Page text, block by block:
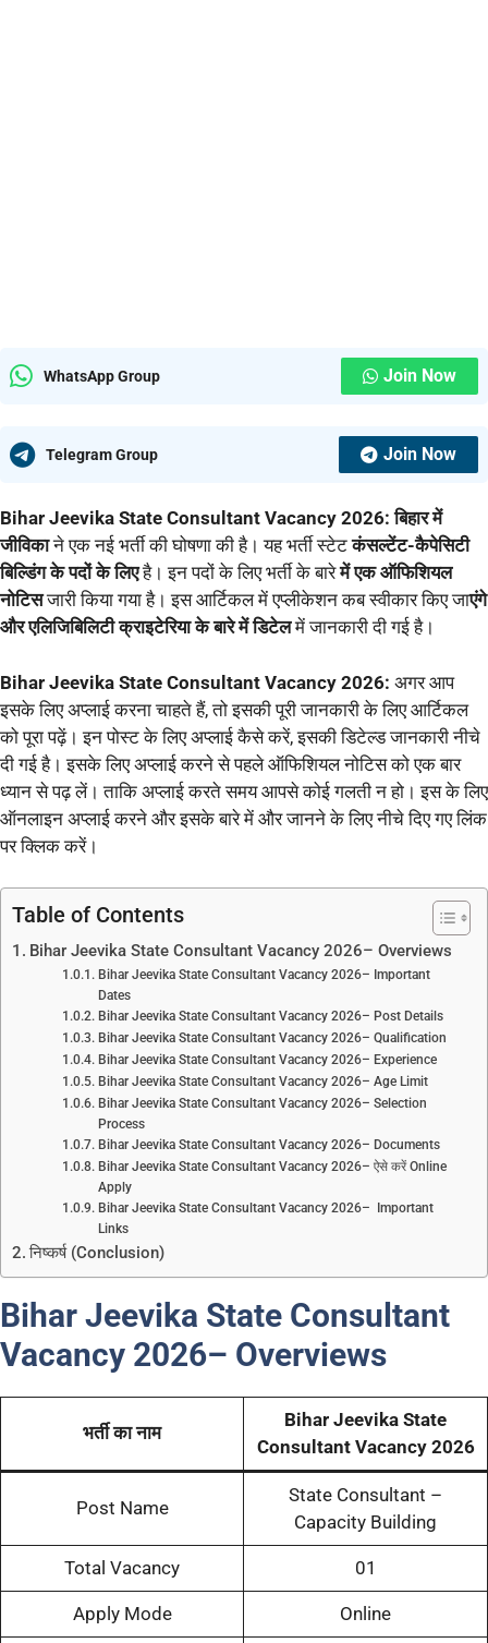
WhatsApp Group Join Now
Telegram Group Join Now
Bihar Jeevika State Consultant Vacancy 2026: बिहार में
जीविकाने एक नई भर्ती की घोषणा की है। यह भर्ती स्टेटकंसल्टेंट-कैपेसिटी
बिल्डिंग के पदों के लिएहै। इन पदों के लिए भर्ती के बारेमें एक ऑफिशियल
नोटिसजारी किया गया है। इस आर्टिकल में एप्लीकेशन कब स्वीकार किए जाएंगे
और एलिजिबिलिटी क्राइटेरिया के बारे में डिटेलमें जानकारी दी गई है।
Bihar Jeevika State Consultant Vacancy 2026: अगर आप
इसके लिए अप्लाई करना चाहते हैं, तो इसकी पूरी जानकारी के लिए आर्टिकल
को पूरा पढ़ें। इन पोस्ट के लिए अप्लाई कैसे करें, इसकी डिटेल्ड जानकारी नीचे
दी गई है। इसके लिए अप्लाई करने से पहले ऑफिशियल नोटिस को एक बार
ध्यान से पढ़ लें। ताकि अप्लाई करते समय आपसे कोई गलती न हो। इस के लिए
ऑनलाइन अप्लाई करने और इसके बारे में और जानने के लिए नीचे दिए गए लिंक
पर क्लिक करें।
Table of Contents
Bihar Jeevika State Consultant Vacancy 2026– Overviews
Bihar Jeevika State Consultant Vacancy 2026– Important
Dates
Bihar Jeevika State Consultant Vacancy 2026– Post Details
Bihar Jeevika State Consultant Vacancy 2026– Qualification
Bihar Jeevika State Consultant Vacancy 2026– Experience
Bihar Jeevika State Consultant Vacancy 2026– Age Limit
Bihar Jeevika State Consultant Vacancy 2026– Selection
Process
Bihar Jeevika State Consultant Vacancy 2026– Documents
Bihar Jeevika State Consultant Vacancy 2026– ऐसे करें Online
Apply
Bihar Jeevika State Consultant Vacancy 2026– Important
Links
निष्कर्ष (Conclusion)
Bihar Jeevika State Consultant
Vacancy 2026– Overviews
भर्ती का नाम
Bihar Jeevika State
Consultant Vacancy 2026
Post Name
State Consultant –
Capacity Building
Total Vacancy 01
Apply Mode Online